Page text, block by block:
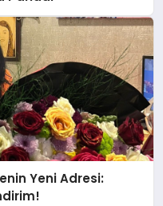
Yeni Adresi: